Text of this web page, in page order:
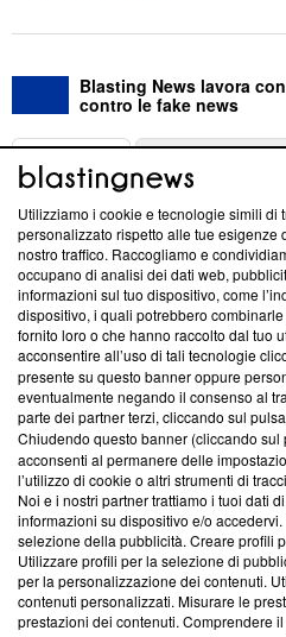
Blasting News lavora
contro le fake news
ABOUT
Questa sezione offre
News, sui nostri processi
creare news di qualità. Inoltre,
‘Trust Project - News with
ancora membro del programma,
parte; Trust Project non ha
conformità agli standard.
Su di noi
Team editoriale
Corporate
Redazione
Informativa Privacy
Cookie Policy
Utilizziamo i cookie e tecnologie simili di
personalizzato rispetto alle tue esigenze
nostro traffico. Raccogliamo e
occupano di analisi dei dati web,
informazioni sul tuo dispositivo, come
dispositivo, i quali potrebbero
fornito loro o che hanno raccolto dal tuo
acconsentire all’uso di tali tecnologie
presente su questo banner oppure
eventualmente negando il consenso al
parte dei partner terzi, cliccando sul
Chiudendo questo banner (cliccando sul
acconsenti al permanere delle
l’utilizzo di cookie o altri strumenti di
Noi e i nostri partner trattiamo i tuoi dati
informazioni su dispositivo e/o
selezione della pubblicità. Creare profili
Utilizzare profili per la selezione di
per la personalizzazione dei contenuti.
contenuti personalizzati. Misurare le
prestazioni dei contenuti. Comprendere